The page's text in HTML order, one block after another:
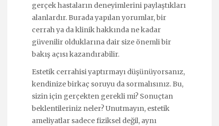
gerçek hastaların deneyimlerini paylaştıkları
alanlardır. Burada yapılan yorumlar, bir
cerrah ya da klinik hakkında ne kadar
güvenilir olduklarına dair size önemli bir
bakış açısı kazandırabilir.
Estetik cerrahisi yaptırmayı düşünüyorsanız,
kendinize birkaç soruyu da sormalısınız. Bu,
sizin için gerçekten gerekli mi? Sonuçtan
beklentileriniz neler? Unutmayın, estetik
ameliyatlar sadece fiziksel değil, aynı